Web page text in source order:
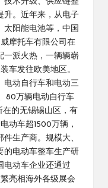
升。近年来，从电子
太阳能电池等，中国
摩托车有限公司在
一派火热，一辆辆崭
车发往欧美地区。
电动自行车和电动三
80万辆电动自行车
在的无锡锡山区，有
动车超1500万辆，
生产商。规模大、
的电动车整车生产研
电动车企业还通过
亮相海外各级展会